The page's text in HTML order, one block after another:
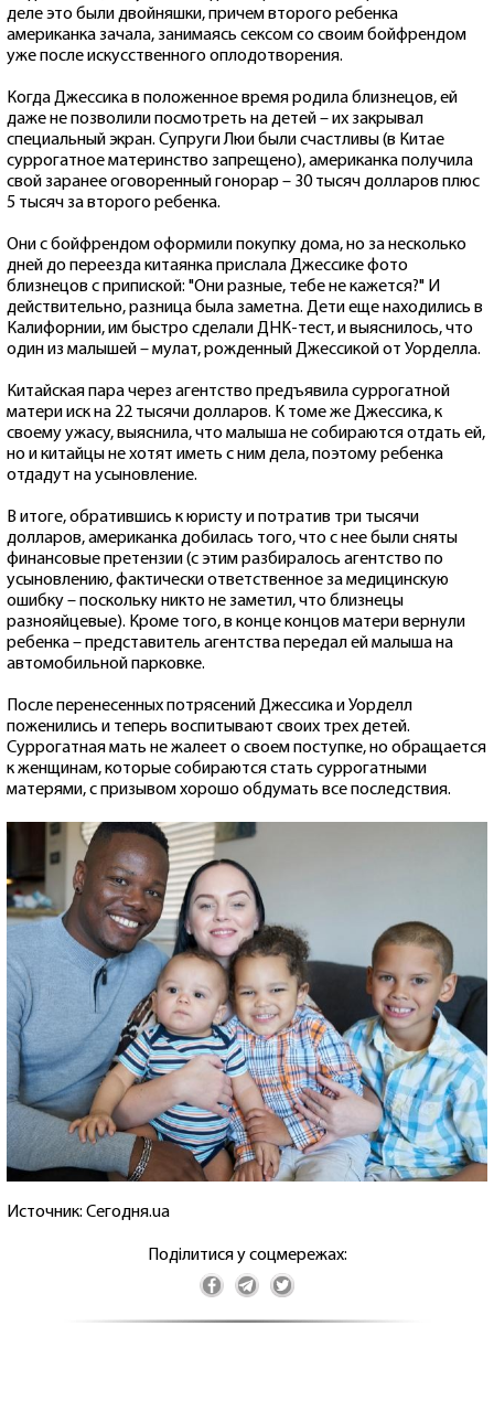
деле это были двойняшки, причем второго ребенка
американка зачала, занимаясь сексом со своим бойфрендом
уже после искусственного оплодотворения.
Когда Джессика в положенное время родила близнецов, ей
даже не позволили посмотреть на детей – их закрывал
специальный экран. Супруги Люи были счастливы (в Китае
суррогатное материнство запрещено), американка получила
свой заранее оговоренный гонорар – 30 тысяч долларов плюс
5 тысяч за второго ребенка.
Они с бойфрендом оформили покупку дома, но за несколько
дней до переезда китаянка прислала Джессике фото
близнецов с припиской: "Они разные, тебе не кажется?" И
действительно, разница была заметна. Дети еще находились в
Калифорнии, им быстро сделали ДНК-тест, и выяснилось, что
один из малышей – мулат, рожденный Джессикой от Уорделла.
Китайская пара через агентство предъявила суррогатной
матери иск на 22 тысячи долларов. К томе же Джессика, к
своему ужасу, выяснила, что малыша не собираются отдать ей,
но и китайцы не хотят иметь с ним дела, поэтому ребенка
отдадут на усыновление.
В итоге, обратившись к юристу и потратив три тысячи
долларов, американка добилась того, что с нее были сняты
финансовые претензии (с этим разбиралось агентство по
усыновлению, фактически ответственное за медицинскую
ошибку – поскольку никто не заметил, что близнецы
разнояйцевые). Кроме того, в конце концов матери вернули
ребенка – представитель агентства передал ей малыша на
автомобильной парковке.
После перенесенных потрясений Джессика и Уорделл
поженились и теперь воспитывают своих трех детей.
Суррогатная мать не жалеет о своем поступке, но обращается
к женщинам, которые собираются стать суррогатными
матерями, с призывом хорошо обдумать все последствия.
Источник: Сегодня.ua
Поділитися у соцмережах: